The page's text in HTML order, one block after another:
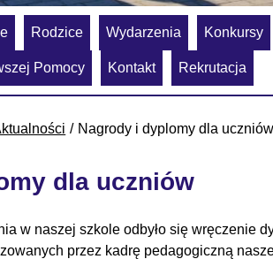
Rodzice Wydarzenia Konkursy
Pomocy Kontakt Rekrutacja
Nagrody i dyplomy dla uczniów
dla uczniów
w naszej szkole odbyło się wręczenie
przez kadrę pedagogiczną